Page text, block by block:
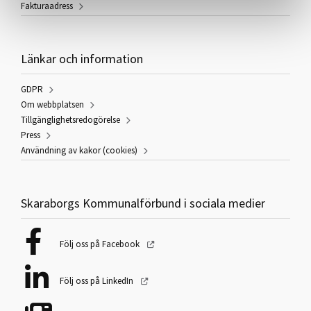
Fakturaadress
Länkar och information
GDPR
Om webbplatsen
Tillgänglighetsredogörelse
Press
Användning av kakor (cookies)
Skaraborgs Kommunalförbund i sociala medier
Följ oss på Facebook
Följ oss på LinkedIn